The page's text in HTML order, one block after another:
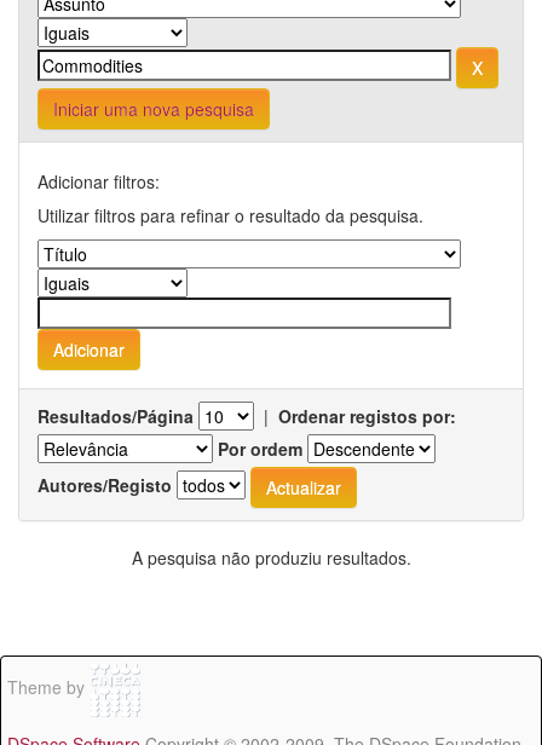
Iniciar uma nova pesquisa
Adicionar filtros:
Utilizar filtros para refinar o resultado da pesquisa.
Resultados/Página | Ordenar registos por:
Por ordem
Autores/Registo
A pesquisa não produziu resultados.
Theme by